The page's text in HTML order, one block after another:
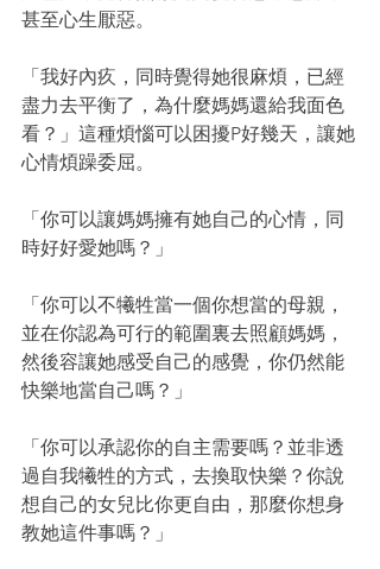
甚至心生厭惡。
「我好內疚，同時覺得她很麻煩，已經
盡力去平衡了，為什麼媽媽還給我面色
看？」這種煩惱可以困擾P好幾天，讓她
心情煩躁委屈。
「你可以讓媽媽擁有她自己的心情，同
時好好愛她嗎？」
「你可以不犧牲當一個你想當的母親，
並在你認為可行的範圍裏去照顧媽媽，
然後容讓她感受自己的感覺，你仍然能
快樂地當自己嗎？」
「你可以承認你的自主需要嗎？並非透
過自我犧牲的方式，去換取快樂？你說
想自己的女兒比你更自由，那麼你想身
教她這件事嗎？」